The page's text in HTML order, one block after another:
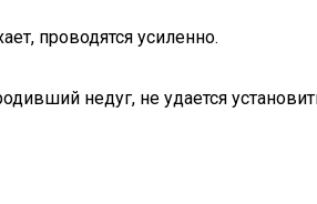
проводятся усиленно.
недуг, не удается